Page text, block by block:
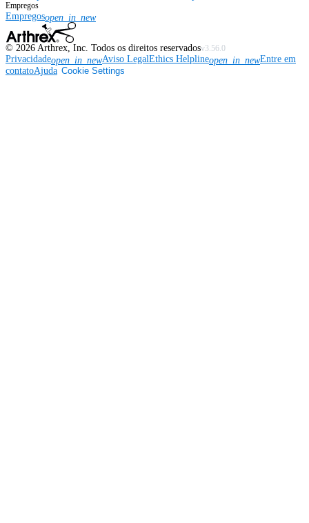
Empregos
Empregosopen_in_new
© 2026 Arthrex, Inc. Todos os direitos reservadosv3.56.0
Privacidadeopen_in_newAviso LegalEthics Helplineopen_in_newEntre em
contatoAjuda Cookie Settings